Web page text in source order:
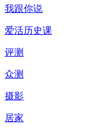
我跟你说
爱活历史课
评测
众测
摄影
居家